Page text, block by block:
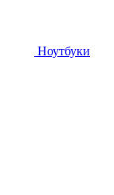
Ноутбуки